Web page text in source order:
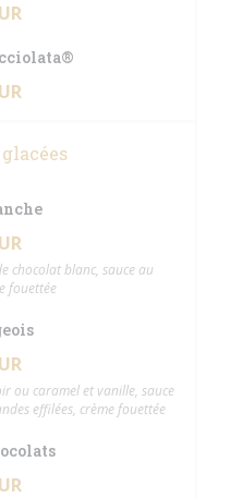
chocolat blanc, sauce au
fouettée
ou caramel et vanille, sauce
effilées, crème fouettée